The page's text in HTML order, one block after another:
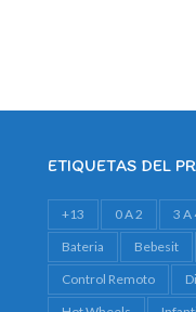
ETIQUETAS DEL
+13 0 A 2 3 A
Bateria
Bebesit
Control Remoto